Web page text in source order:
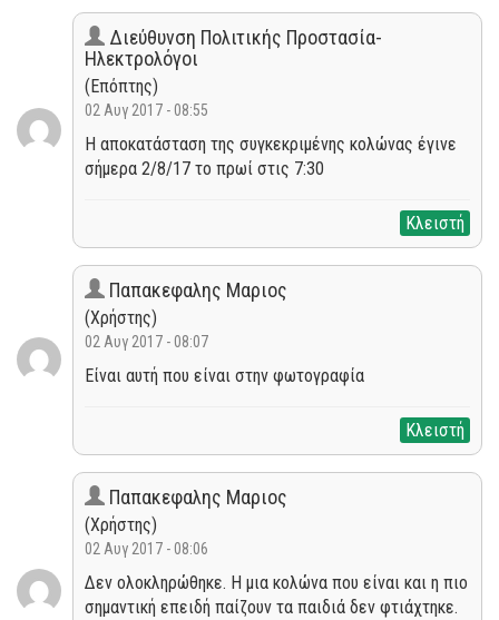
Διεύθυνση Πολιτικής Προστασία-
Ηλεκτρολόγοι
(Επόπτης)
02 Αυγ 2017 - 08:55
Η αποκατάσταση της συγκεκριμένης κολώνας έγινε
σήμερα 2/8/17 το πρωί στις 7:30
Κλειστή
Παπακεφαλης Μαριος
(Χρήστης)
02 Αυγ 2017 - 08:07
Είναι αυτή που είναι στην φωτογραφία
Κλειστή
Παπακεφαλης Μαριος
(Χρήστης)
02 Αυγ 2017 - 08:06
Δεν ολοκληρώθηκε. Η μια κολώνα που είναι και η πιο
σημαντική επειδή παίζουν τα παιδιά δεν φτιάχτηκε.